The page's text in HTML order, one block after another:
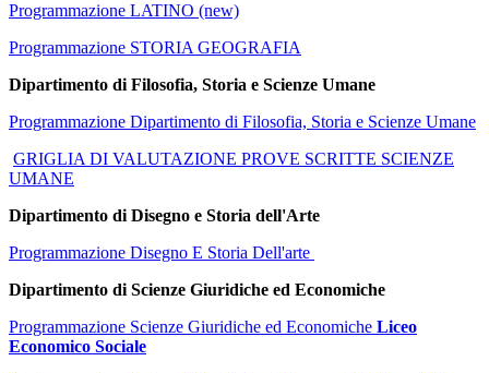
Programmazione LATINO (new)
Programmazione STORIA GEOGRAFIA
Dipartimento di Filosofia, Storia e Scienze Umane
Programmazione Dipartimento di Filosofia, Storia e Scienze Umane
GRIGLIA DI VALUTAZIONE PROVE SCRITTE SCIENZE
UMANE
Dipartimento di Disegno e Storia dell'Arte
Programmazione Disegno E Storia Dell'arte
Dipartimento di Scienze Giuridiche ed Economiche
Programmazione Scienze Giuridiche ed Economiche Liceo
Economico Sociale